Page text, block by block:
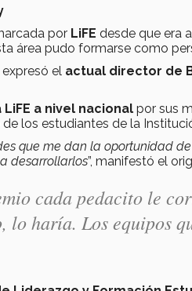
por LiFE desde que era
área pudo formarse como
expresó el actual director de
a nivel nacional por sus
los estudiantes de la
que me dan la oportunidad
desarrollarlos”, manifestó el
cada pedacito le
lo haría. Los equipos